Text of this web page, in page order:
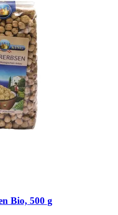
Bio, 500 g